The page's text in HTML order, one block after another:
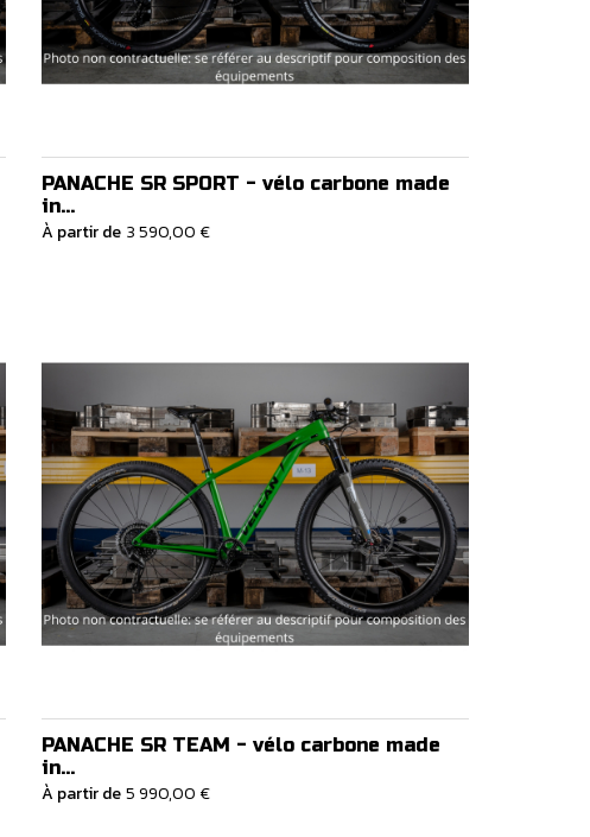
PANACHE SR SPORT - vélo carbone made
in...
À partir de 3 590,00 €
PANACHE SR TEAM - vélo carbone made
in...
À partir de5 990,00 €